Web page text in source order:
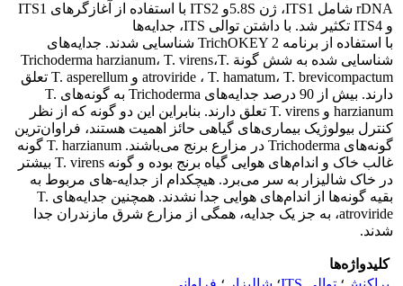
rDNA شامل ITS1، ژن 5.8Sو ITS2 با استفاده از آغازگرهای ITS1
و ITS4 تکثیر شد. با داشتن توالی ITS، جدایه‌ها
با استفاده از برنامه TrichOKEY 2 شناسایی شدند. جدایه‌های
شناسایی شده به شش گونة Trichoderma harzianum، T. virens،T.
atroviride ، T. hamatum، T. brevicompactum و T. asperellum تعلق
دارند. بیش از 90 درصد جدایه‌های Trichoderma به گونه‌های T.
harzianum و T. virens تعلق دارند. بنابراین این دو گونه که از نظر
کنترل بیولوژیک بیماری‌های گیاهی حائز اهمیت هستند، فراوان‌ترین
گونه‌های Trichoderma در مزارع برنج می‌باشند. T. harzianum گونه
غالب خاک و اندام‌های هوایی گیاه برنج بوده و گونه T. virens بیشتر
در خاک شالیزار به سر می‌برد. هیچکدام از جدایه-های مربوط به
بقیه گونه‌ها از اندام‌های هوایی جدا نشدند. همچنین جدایه‌های T.
atroviride، به جز یک جدایه، همگی از مزارع شرق مازندران جدا
شدند.
کلیدواژه‌ها